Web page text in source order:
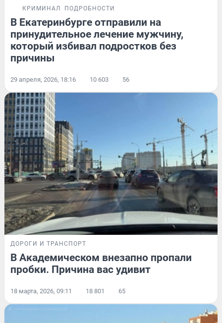
КРИМИНАЛ ПОДРОБНОСТИ
В Екатеринбурге отправили на
принудительное лечение мужчину,
который избивал подростков без
причины
29 апреля, 2026, 18:16 10 603 56
ДОРОГИ И ТРАНСПОРТ
В Академическом внезапно пропали
пробки. Причина вас удивит
18 марта, 2026, 09:11 18 801 65